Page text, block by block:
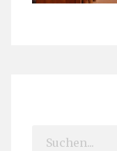
Search